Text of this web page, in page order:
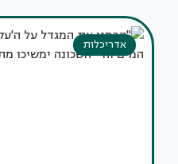
אדריכלות